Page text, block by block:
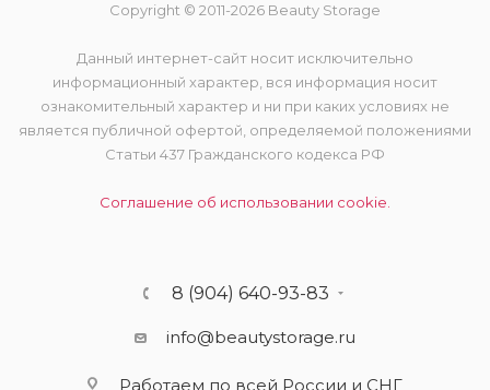
Copyright © 2011-2026 Beauty Storage
Данный интернет-сайт носит исключительно
информационный характер, вся информация носит
ознакомительный характер и ни при каких условиях не
является публичной офертой, определяемой положениями
Статьи 437 Гражданского кодекса РФ
Соглашение об использовании cookie.
8 (904) 640-93-83
info@beautystorage.ru
Работаем по всей России и СНГ